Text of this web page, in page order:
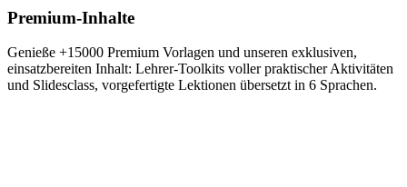
Premium-Inhalte
Genieße +15000 Premium Vorlagen und unseren exklusiven,
einsatzbereiten Inhalt: Lehrer-Toolkits voller praktischer Aktivitäten
und Slidesclass, vorgefertigte Lektionen übersetzt in 6 Sprachen.